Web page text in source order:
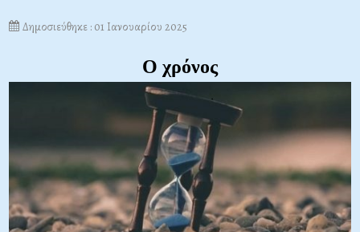
Δημοσιεύθηκε : 01 Ιανουαρίου 2025
Ο χρόνος